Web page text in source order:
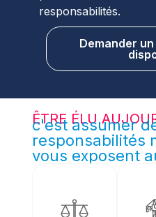
responsabilités.
Demander
ÊTRE ÉLU
c'est assumer
responsabilités
vous exposent